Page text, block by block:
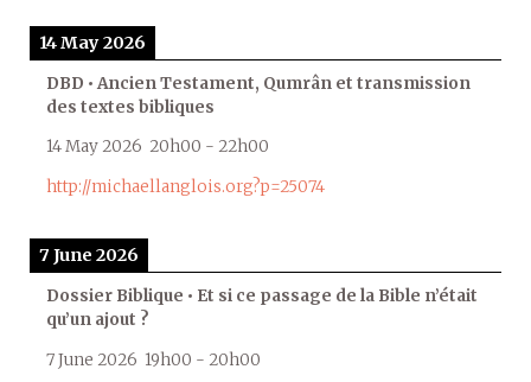
14 May 2026
DBD • Ancien Testament, Qumrân et transmission
des textes bibliques
14 May 2026 20h00 - 22h00
http://michaellanglois.org?p=25074
7 June 2026
Dossier Biblique • Et si ce passage de la Bible n’était
qu’un ajout ?
7 June 2026 19h00 - 20h00